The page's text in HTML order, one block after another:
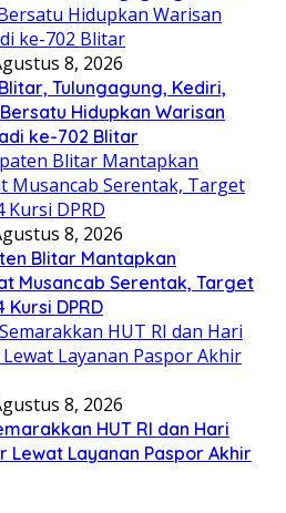
8, 2026
Tulungagung, Kediri,
Hidupkan Warisan
ke-702 Blitar
8, 2026
Blitar Mantapkan
Musancab Serentak, Target
Kursi DPRD
8, 2026
HUT RI dan Hari
Lewat Layanan Paspor Akhir